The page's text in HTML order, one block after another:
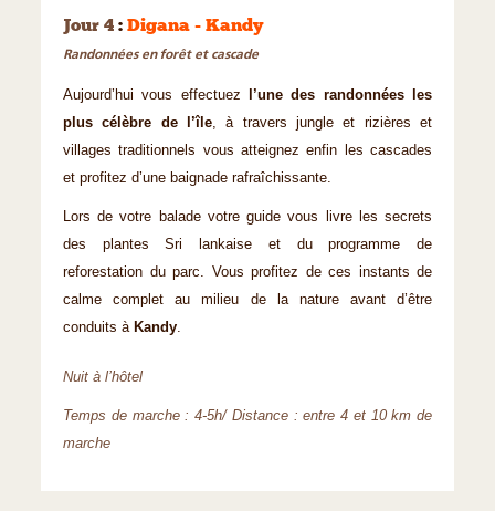
Jour 4 : Digana - Kandy
Randonnées en forêt et cascade
Aujourd’hui vous effectuez
l’une des randonnées les
plus célèbre de l’île, à travers jungle et rizières et
villages traditionnels vous atteignez enfin les cascades
et profitez d’une baignade rafraîchissante.
Lors de votre balade votre guide vous livre les secrets
des plantes Sri lankaise et du programme de
reforestation du parc. Vous profitez de ces instants de
calme complet au milieu de la nature avant d’être
conduits à Kandy.
Nuit à l’hôtel
Temps de marche : 4-5h/ Distance : entre 4 et 10 km de
marche